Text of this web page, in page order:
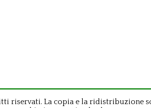
riservati. La copia e la ridistribuzione